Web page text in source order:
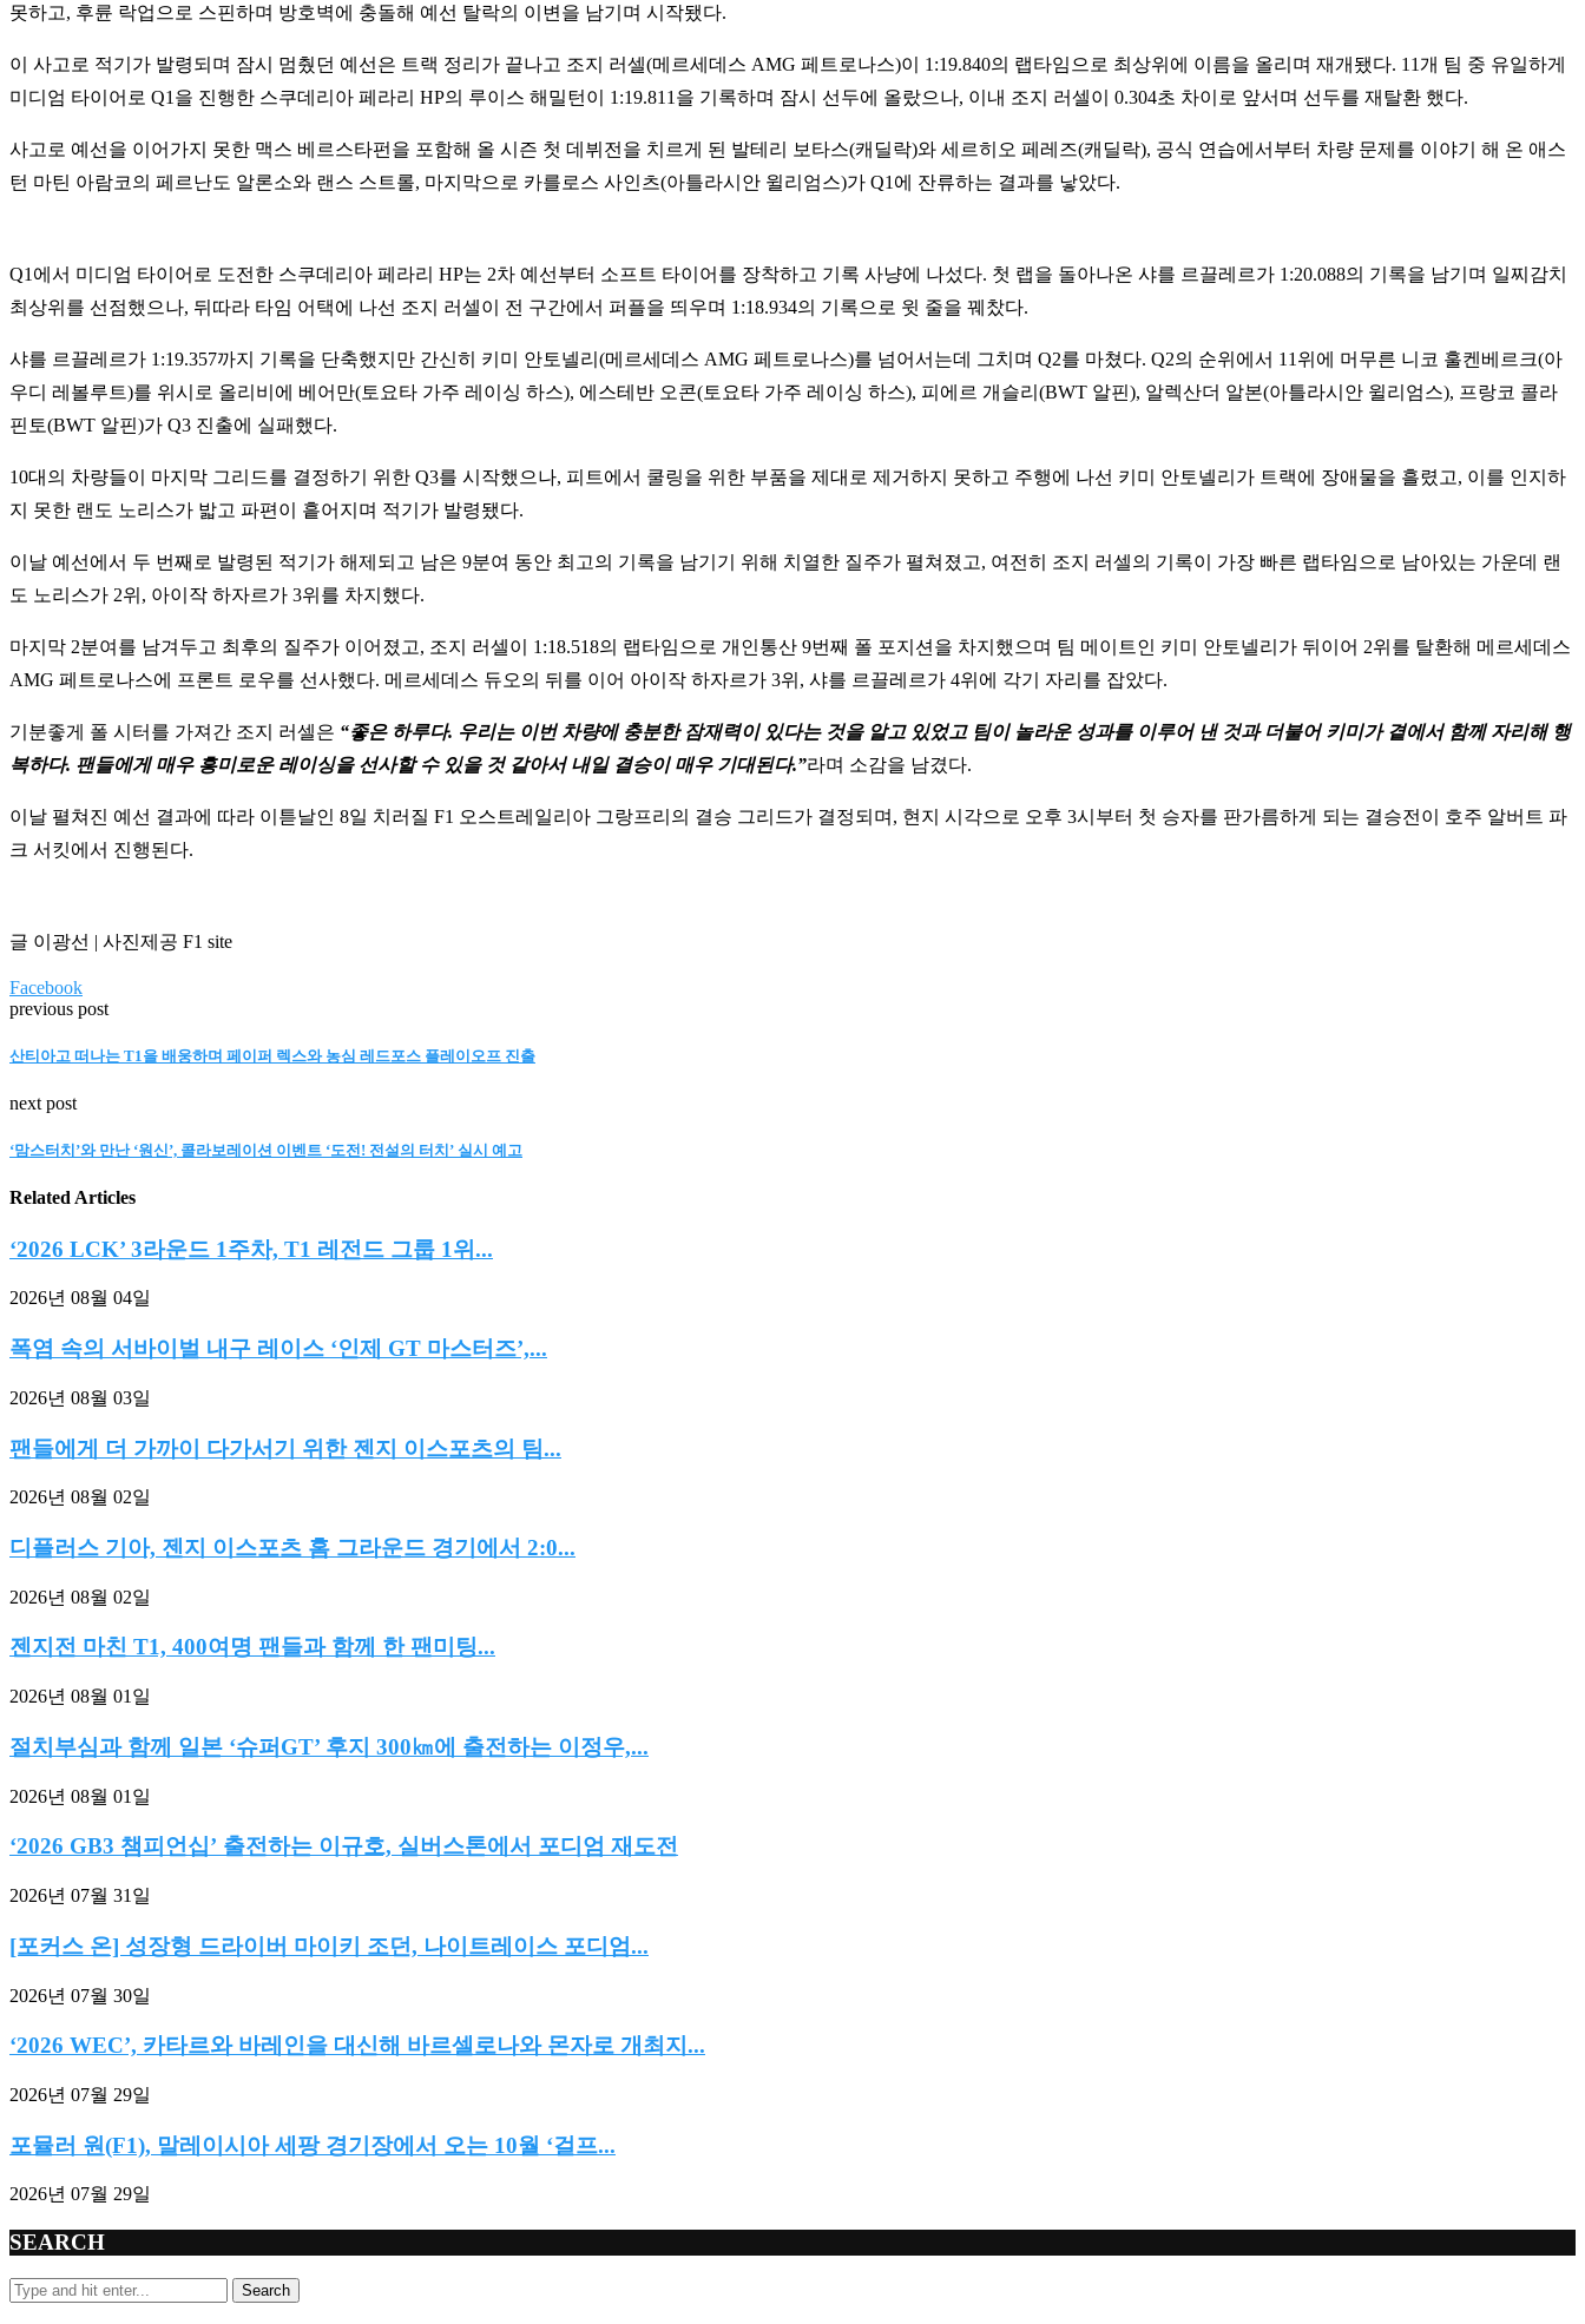
못하고, 후륜 락업으로 스핀하며 방호벽에 충돌해 예선 탈락의 이변을 남기며 시작됐다.
이 사고로 적기가 발령되며 잠시 멈췄던 예선은 트랙 정리가 끝나고 조지 러셀(메르세데스 AMG 페트로나스)이 1:19.840의 랩타임으로 최상위에 이름을 올리며 재개됐다. 11개 팀 중 유일하게
미디엄 타이어로 Q1을 진행한 스쿠데리아 페라리 HP의 루이스 해밀턴이 1:19.811을 기록하며 잠시 선두에 올랐으나, 이내 조지 러셀이 0.304초 차이로 앞서며 선두를 재탈환 했다.
사고로 예선을 이어가지 못한 맥스 베르스타펀을 포함해 올 시즌 첫 데뷔전을 치르게 된 발테리 보타스(캐딜락)와 세르히오 페레즈(캐딜락), 공식 연습에서부터 차량 문제를 이야기 해 온 애스
턴 마틴 아람코의 페르난도 알론소와 랜스 스트롤, 마지막으로 카를로스 사인츠(아틀라시안 윌리엄스)가 Q1에 잔류하는 결과를 낳았다.
Q1에서 미디엄 타이어로 도전한 스쿠데리아 페라리 HP는 2차 예선부터 소프트 타이어를 장착하고 기록 사냥에 나섰다. 첫 랩을 돌아나온 샤를 르끌레르가 1:20.088의 기록을 남기며 일찌감치
최상위를 선점했으나, 뒤따라 타임 어택에 나선 조지 러셀이 전 구간에서 퍼플을 띄우며 1:18.934의 기록으로 윗 줄을 꿰찼다.
샤를 르끌레르가 1:19.357까지 기록을 단축했지만 간신히 키미 안토넬리(메르세데스 AMG 페트로나스)를 넘어서는데 그치며 Q2를 마쳤다. Q2의 순위에서 11위에 머무른 니코 훌켄베르크(아
우디 레볼루트)를 위시로 올리비에 베어만(토요타 가주 레이싱 하스), 에스테반 오콘(토요타 가주 레이싱 하스), 피에르 개슬리(BWT 알핀), 알렉산더 알본(아틀라시안 윌리엄스), 프랑코 콜라
핀토(BWT 알핀)가 Q3 진출에 실패했다.
10대의 차량들이 마지막 그리드를 결정하기 위한 Q3를 시작했으나, 피트에서 쿨링을 위한 부품을 제대로 제거하지 못하고 주행에 나선 키미 안토넬리가 트랙에 장애물을 흘렸고, 이를 인지하
지 못한 랜도 노리스가 밟고 파편이 흩어지며 적기가 발령됐다.
이날 예선에서 두 번째로 발령된 적기가 해제되고 남은 9분여 동안 최고의 기록을 남기기 위해 치열한 질주가 펼쳐졌고, 여전히 조지 러셀의 기록이 가장 빠른 랩타임으로 남아있는 가운데 랜
도 노리스가 2위, 아이작 하자르가 3위를 차지했다.
마지막 2분여를 남겨두고 최후의 질주가 이어졌고, 조지 러셀이 1:18.518의 랩타임으로 개인통산 9번째 폴 포지션을 차지했으며 팀 메이트인 키미 안토넬리가 뒤이어 2위를 탈환해 메르세데스
AMG 페트로나스에 프론트 로우를 선사했다. 메르세데스 듀오의 뒤를 이어 아이작 하자르가 3위, 샤를 르끌레르가 4위에 각기 자리를 잡았다.
기분좋게 폴 시터를 가져간 조지 러셀은 “좋은 하루다. 우리는 이번 차량에 충분한 잠재력이 있다는 것을 알고 있었고 팀이 놀라운 성과를 이루어 낸 것과 더불어 키미가 곁에서 함께 자리해 행
복하다. 팬들에게 매우 흥미로운 레이싱을 선사할 수 있을 것 같아서 내일 결승이 매우 기대된다.”라며 소감을 남겼다.
이날 펼쳐진 예선 결과에 따라 이튿날인 8일 치러질 F1 오스트레일리아 그랑프리의 결승 그리드가 결정되며, 현지 시각으로 오후 3시부터 첫 승자를 판가름하게 되는 결승전이 호주 알버트 파
크 서킷에서 진행된다.
글 이광선 | 사진제공 F1 site
Facebook
previous post
산티아고 떠나는 T1을 배웅하며 페이퍼 렉스와 농심 레드포스 플레이오프 진출
next post
‘맘스터치’와 만난 ‘원신’, 콜라보레이션 이벤트 ‘도전! 전설의 터치’ 실시 예고
Related Articles
‘2026 LCK’ 3라운드 1주차, T1 레전드 그룹 1위...
2026년 08월 04일
폭염 속의 서바이벌 내구 레이스 ‘인제 GT 마스터즈’,...
2026년 08월 03일
팬들에게 더 가까이 다가서기 위한 젠지 이스포츠의 팀...
2026년 08월 02일
디플러스 기아, 젠지 이스포츠 홈 그라운드 경기에서 2:0...
2026년 08월 02일
젠지전 마친 T1, 400여명 팬들과 함께 한 팬미팅...
2026년 08월 01일
절치부심과 함께 일본 ‘슈퍼GT’ 후지 300㎞에 출전하는 이정우,...
2026년 08월 01일
‘2026 GB3 챔피언십’ 출전하는 이규호, 실버스톤에서 포디엄 재도전
2026년 07월 31일
[포커스 온] 성장형 드라이버 마이키 조던, 나이트레이스 포디엄...
2026년 07월 30일
‘2026 WEC’, 카타르와 바레인을 대신해 바르셀로나와 몬자로 개최지...
2026년 07월 29일
포뮬러 원(F1), 말레이시아 세팡 경기장에서 오는 10월 ‘걸프...
2026년 07월 29일
SEARCH
Search